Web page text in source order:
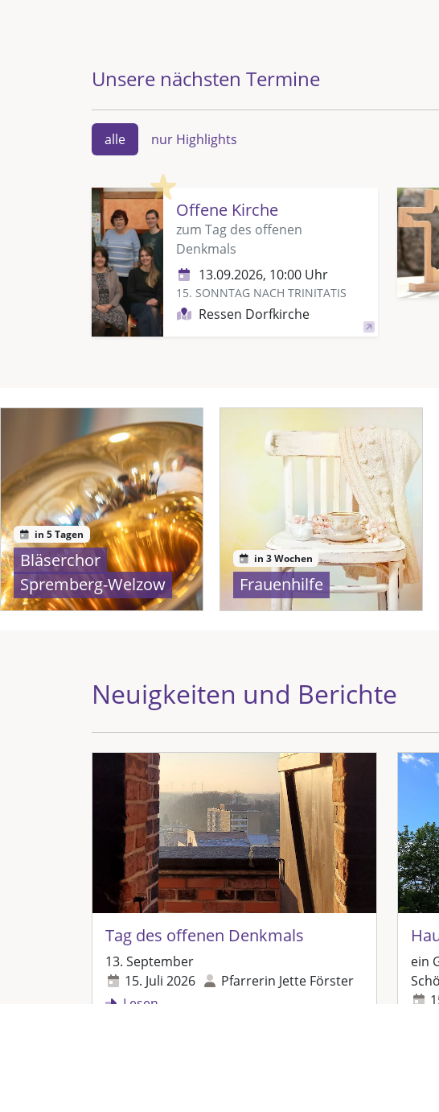
Unsere nächsten Termine
alle nur Highlights
Highlight
Offene Kirche
zum Tag des offenen
Denkmals
13.09.2026, 10:00 Uhr
15. SONNTAG NACH TRINITATIS
Ressen Dorfkirche
in 5 Tagen
Bläserchor
Spremberg-Welzow
in 3 Wochen
Frauenhilfe
Neuigkeiten und Berichte
Tag des offenen Denkmals
13. September
15. Juli 2026
Pfarrerin Jette Förster
Lesen...
ein